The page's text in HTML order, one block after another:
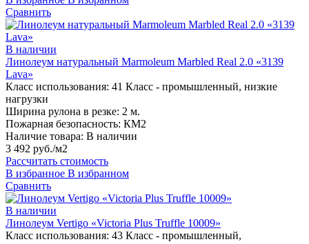
Сравнить
В наличии
Линолеум натуральный Marmoleum Marbled Real 2.0 «3139
Lava»
Класс использования: 41 Класс - промышленный, низкие
нагрузки
Ширина рулона в резке: 2 м.
Пожарная безопасность: КМ2
Наличие товара: В наличии
3 492 руб./м2
Рассчитать стоимость
В избранное В избранном
Сравнить
В наличии
Линолеум Vertigo «Victoria Plus Truffle 10009»
Класс использования: 43 Класс - промышленный,